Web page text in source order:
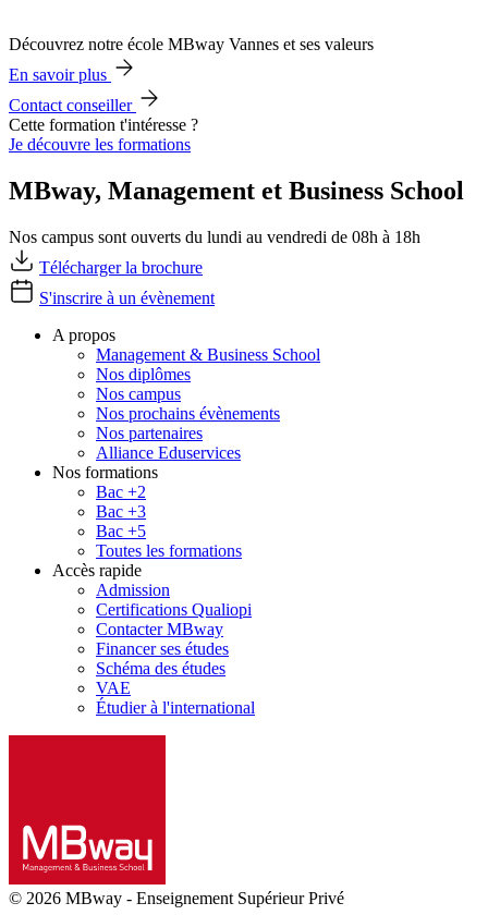
Découvrez notre école MBway Vannes et ses valeurs
En savoir plus
Contact conseiller
Cette formation t'intéresse ?
Je découvre les formations
MBway, Management et Business School
Nos campus sont ouverts du lundi au vendredi de 08h à 18h
Télécharger la brochure
S'inscrire à un évènement
A propos
Management & Business School
Nos diplômes
Nos campus
Nos prochains évènements
Nos partenaires
Alliance Eduservices
Nos formations
Bac +2
Bac +3
Bac +5
Toutes les formations
Accès rapide
Admission
Certifications Qualiopi
Contacter MBway
Financer ses études
Schéma des études
VAE
Étudier à l'international
© 2026 MBway - Enseignement Supérieur Privé